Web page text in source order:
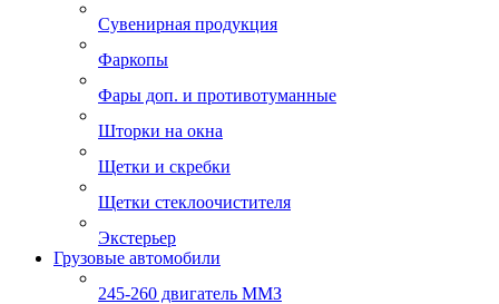
Сувенирная продукция
Фаркопы
Фары доп. и противотуманные
Шторки на окна
Щетки и скребки
Щетки стеклоочистителя
Экстерьер
Грузовые автомобили
245-260 двигатель ММЗ